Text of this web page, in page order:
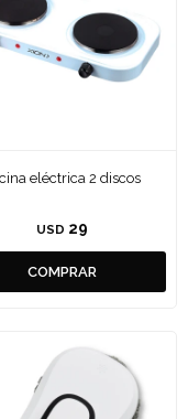
eléctrica 2 discos
USD 29